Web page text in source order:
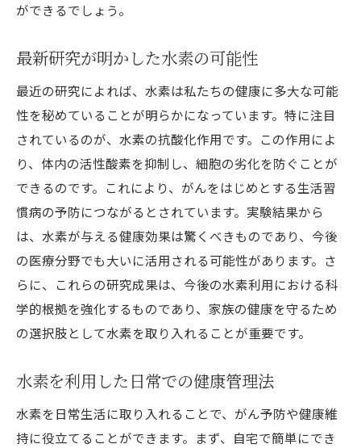
ができるでしょう。
最新研究が明かした水素の可能性
最近の研究によれば、水素は私たちの健康に多大な可能
性を秘めていることが明らかになっています。特に注目
されているのが、水素の抗酸化作用です。この作用によ
り、体内の活性酸素を抑制し、細胞の劣化を防ぐことが
できるのです。これにより、がんをはじめとする生活習
慣病の予防につながるとされています。実験結果から
は、水素が与える健康効果は驚くべきものであり、今後
の医療分野でも大いに活用される可能性があります。さ
らに、これらの研究成果は、今後の水素利用における科
学的根拠を強化するものであり、家族の健康を守るため
の選択肢として水素を取り入れることが重要です。
水素を利用した日常での健康管理法
水素を日常生活に取り入れることで、がん予防や健康維
持に役立てることができます。まず、自宅で簡単にでき